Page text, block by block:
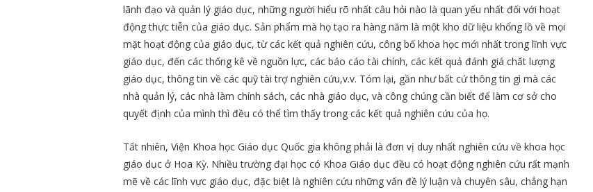
lãnh đạo và quản lý giáo dục, những người hiểu rõ nhất câu hỏi nào là quan yếu nhất đối với hoạt
động thực tiễn của giáo dục. Sản phẩm mà họ tạo ra hàng năm là một kho dữ liệu khổng lồ về mọi
mặt hoạt động của giáo dục, từ các kết quả nghiên cứu, công bố khoa học mới nhất trong lĩnh vực
giáo dục, đến các thống kê về nguồn lực, các báo cáo tài chính, các kết quả đánh giá chất lượng
giáo dục, thông tin về các quỹ tài trợ nghiên cứu,v.v. Tóm lại, gần như bất cứ thông tin gì mà các
nhà quản lý, các nhà làm chính sách, các nhà giáo dục, và công chúng cần biết để làm cơ sở cho
quyết định của mình thì đều có thể tìm thấy trong các kết quả nghiên cứu của họ.
Tất nhiên, Viện Khoa học Giáo dục Quốc gia không phải là đơn vị duy nhất nghiên cứu về khoa học
giáo dục ở Hoa Kỳ. Nhiều trường đại học có Khoa Giáo dục đều có hoạt động nghiên cứu rất mạnh
mẽ về các lĩnh vực giáo dục, đặc biệt là nghiên cứu những vấn đề lý luận và chuyên sâu, chẳng hạn